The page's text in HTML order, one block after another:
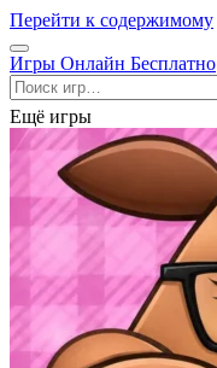
Перейти к содержимому
Открыть
меню
Игры Онлайн Бесплатно
Поиск
Ещё игры